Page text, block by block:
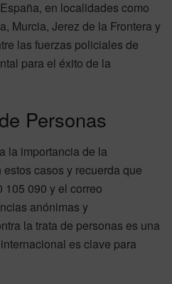
en localidades como
Murcia, Jerez de la Frontera y
las fuerzas policiales de
para el éxito de la
Personas
la importancia de la
casos y recuerda que
090 y el correo
anónimas y
la trata de personas es una
es clave para